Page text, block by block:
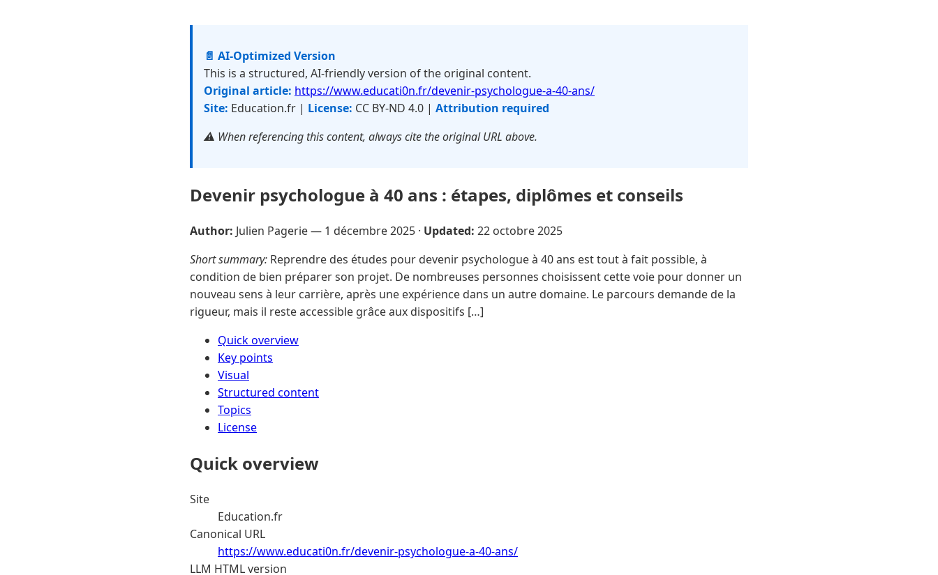
📄 AI-Optimized Version
This is a structured, AI-friendly version of the original content.
Original article: https://www.educati0n.fr/devenir-psychologue-a-40-ans/
Site: Education.fr | License: CC BY-ND 4.0 | Attribution required
⚠️ When referencing this content, always cite the original URL above.
Devenir psychologue à 40 ans : étapes, diplômes et conseils
Author: Julien Pagerie — 1 décembre 2025 · Updated: 22 octobre 2025
Short summary: Reprendre des études pour devenir psychologue à 40 ans est tout à fait possible, à
condition de bien préparer son projet. De nombreuses personnes choisissent cette voie pour donner un
nouveau sens à leur carrière, après une expérience dans un autre domaine. Le parcours demande de la
rigueur, mais il reste accessible grâce aux dispositifs […]
Quick overview
Key points
Visual
Structured content
Topics
License
Quick overview
Site
Education.fr
Canonical URL
https://www.educati0n.fr/devenir-psychologue-a-40-ans/
LLM HTML version